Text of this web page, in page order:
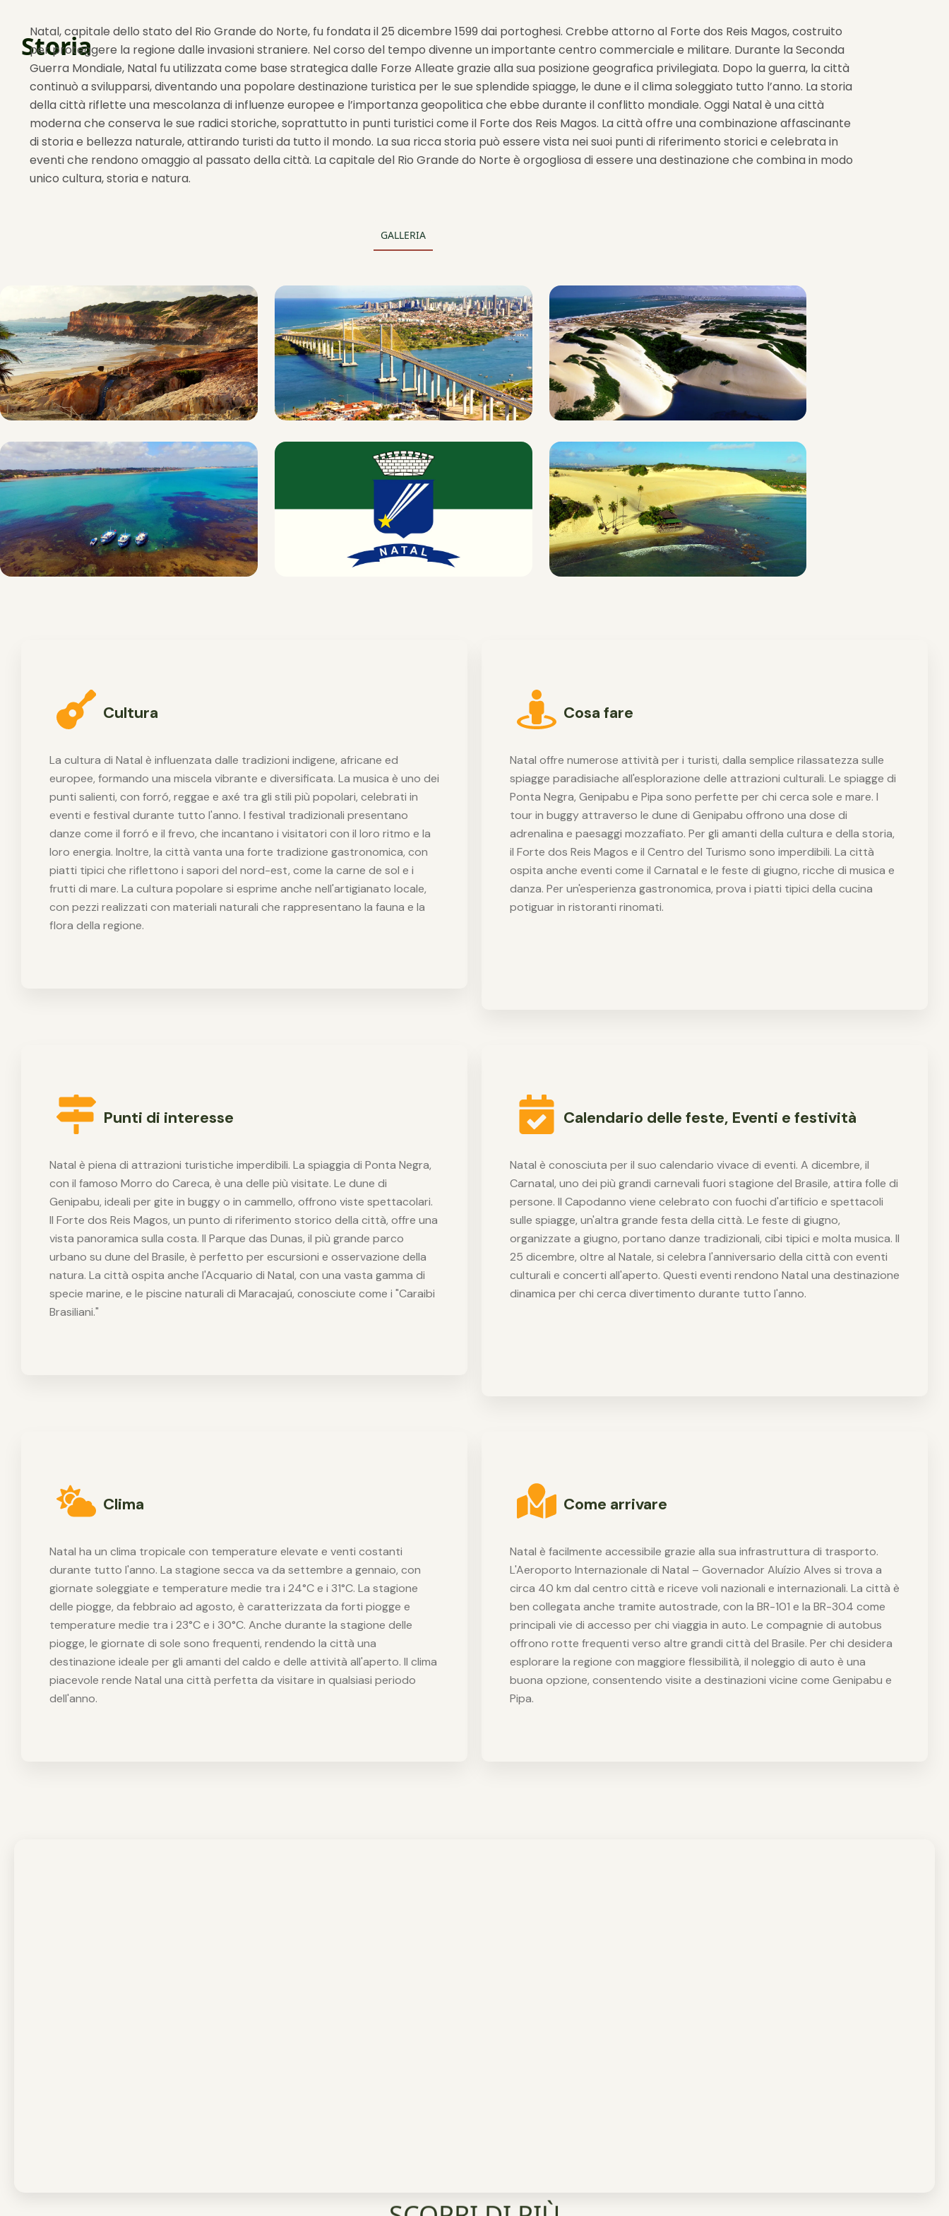
Storia
Natal, capitale dello stato del Rio Grande do Norte, fu fondata il 25 dicembre 1599 dai portoghesi. Crebbe attorno al Forte dos Reis Magos, costruito
per proteggere la regione dalle invasioni straniere. Nel corso del tempo divenne un importante centro commerciale e militare. Durante la Seconda
Guerra Mondiale, Natal fu utilizzata come base strategica dalle Forze Alleate grazie alla sua posizione geografica privilegiata. Dopo la guerra, la città
continuò a svilupparsi, diventando una popolare destinazione turistica per le sue splendide spiagge, le dune e il clima soleggiato tutto l’anno. La storia
della città riflette una mescolanza di influenze europee e l’importanza geopolitica che ebbe durante il conflitto mondiale. Oggi Natal è una città
moderna che conserva le sue radici storiche, soprattutto in punti turistici come il Forte dos Reis Magos. La città offre una combinazione affascinante
di storia e bellezza naturale, attirando turisti da tutto il mondo. La sua ricca storia può essere vista nei suoi punti di riferimento storici e celebrata in
eventi che rendono omaggio al passato della città. La capitale del Rio Grande do Norte è orgogliosa di essere una destinazione che combina in modo
unico cultura, storia e natura.
GALLERIA
Cultura
La cultura di Natal è influenzata dalle tradizioni indigene, africane ed
europee, formando una miscela vibrante e diversificata. La musica è uno dei
punti salienti, con forró, reggae e axé tra gli stili più popolari, celebrati in
eventi e festival durante tutto l'anno. I festival tradizionali presentano
danze come il forró e il frevo, che incantano i visitatori con il loro ritmo e la
loro energia. Inoltre, la città vanta una forte tradizione gastronomica, con
piatti tipici che riflettono i sapori del nord-est, come la carne de sol e i
frutti di mare. La cultura popolare si esprime anche nell'artigianato locale,
con pezzi realizzati con materiali naturali che rappresentano la fauna e la
flora della regione.
Cosa fare
Natal offre numerose attività per i turisti, dalla semplice rilassatezza sulle
spiagge paradisiache all'esplorazione delle attrazioni culturali. Le spiagge di
Ponta Negra, Genipabu e Pipa sono perfette per chi cerca sole e mare. I
tour in buggy attraverso le dune di Genipabu offrono una dose di
adrenalina e paesaggi mozzafiato. Per gli amanti della cultura e della storia,
il Forte dos Reis Magos e il Centro del Turismo sono imperdibili. La città
ospita anche eventi come il Carnatal e le feste di giugno, ricche di musica e
danza. Per un'esperienza gastronomica, prova i piatti tipici della cucina
potiguar in ristoranti rinomati.
Punti di interesse
Natal è piena di attrazioni turistiche imperdibili. La spiaggia di Ponta Negra,
con il famoso Morro do Careca, è una delle più visitate. Le dune di
Genipabu, ideali per gite in buggy o in cammello, offrono viste spettacolari.
Il Forte dos Reis Magos, un punto di riferimento storico della città, offre una
vista panoramica sulla costa. Il Parque das Dunas, il più grande parco
urbano su dune del Brasile, è perfetto per escursioni e osservazione della
natura. La città ospita anche l'Acquario di Natal, con una vasta gamma di
specie marine, e le piscine naturali di Maracajaú, conosciute come i "Caraibi
Brasiliani."
Calendario delle feste, Eventi e festività
Natal è conosciuta per il suo calendario vivace di eventi. A dicembre, il
Carnatal, uno dei più grandi carnevali fuori stagione del Brasile, attira folle di
persone. Il Capodanno viene celebrato con fuochi d'artificio e spettacoli
sulle spiagge, un'altra grande festa della città. Le feste di giugno,
organizzate a giugno, portano danze tradizionali, cibi tipici e molta musica. Il
25 dicembre, oltre al Natale, si celebra l'anniversario della città con eventi
culturali e concerti all'aperto. Questi eventi rendono Natal una destinazione
dinamica per chi cerca divertimento durante tutto l'anno.
Clima
Natal ha un clima tropicale con temperature elevate e venti costanti
durante tutto l'anno. La stagione secca va da settembre a gennaio, con
giornate soleggiate e temperature medie tra i 24°C e i 31°C. La stagione
delle piogge, da febbraio ad agosto, è caratterizzata da forti piogge e
temperature medie tra i 23°C e i 30°C. Anche durante la stagione delle
piogge, le giornate di sole sono frequenti, rendendo la città una
destinazione ideale per gli amanti del caldo e delle attività all'aperto. Il clima
piacevole rende Natal una città perfetta da visitare in qualsiasi periodo
dell'anno.
Come arrivare
Natal è facilmente accessibile grazie alla sua infrastruttura di trasporto.
L'Aeroporto Internazionale di Natal – Governador Aluízio Alves si trova a
circa 40 km dal centro città e riceve voli nazionali e internazionali. La città è
ben collegata anche tramite autostrade, con la BR-101 e la BR-304 come
principali vie di accesso per chi viaggia in auto. Le compagnie di autobus
offrono rotte frequenti verso altre grandi città del Brasile. Per chi desidera
esplorare la regione con maggiore flessibilità, il noleggio di auto è una
buona opzione, consentendo visite a destinazioni vicine come Genipabu e
Pipa.